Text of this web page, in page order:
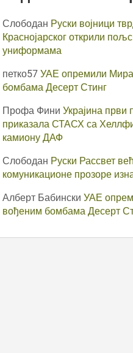
Слободан Руски војници
Краснојарског открили
униформама
петко57 УАЕ опремили
бомбама Десерт Стинг
Профа Фини Украјина први
приказала СТАСХ са
камиону ДАФ
Слободан Руски Рассвет
комуникационе прозоре
Алберт Бабински УАЕ
вођеним бомбама Десерт